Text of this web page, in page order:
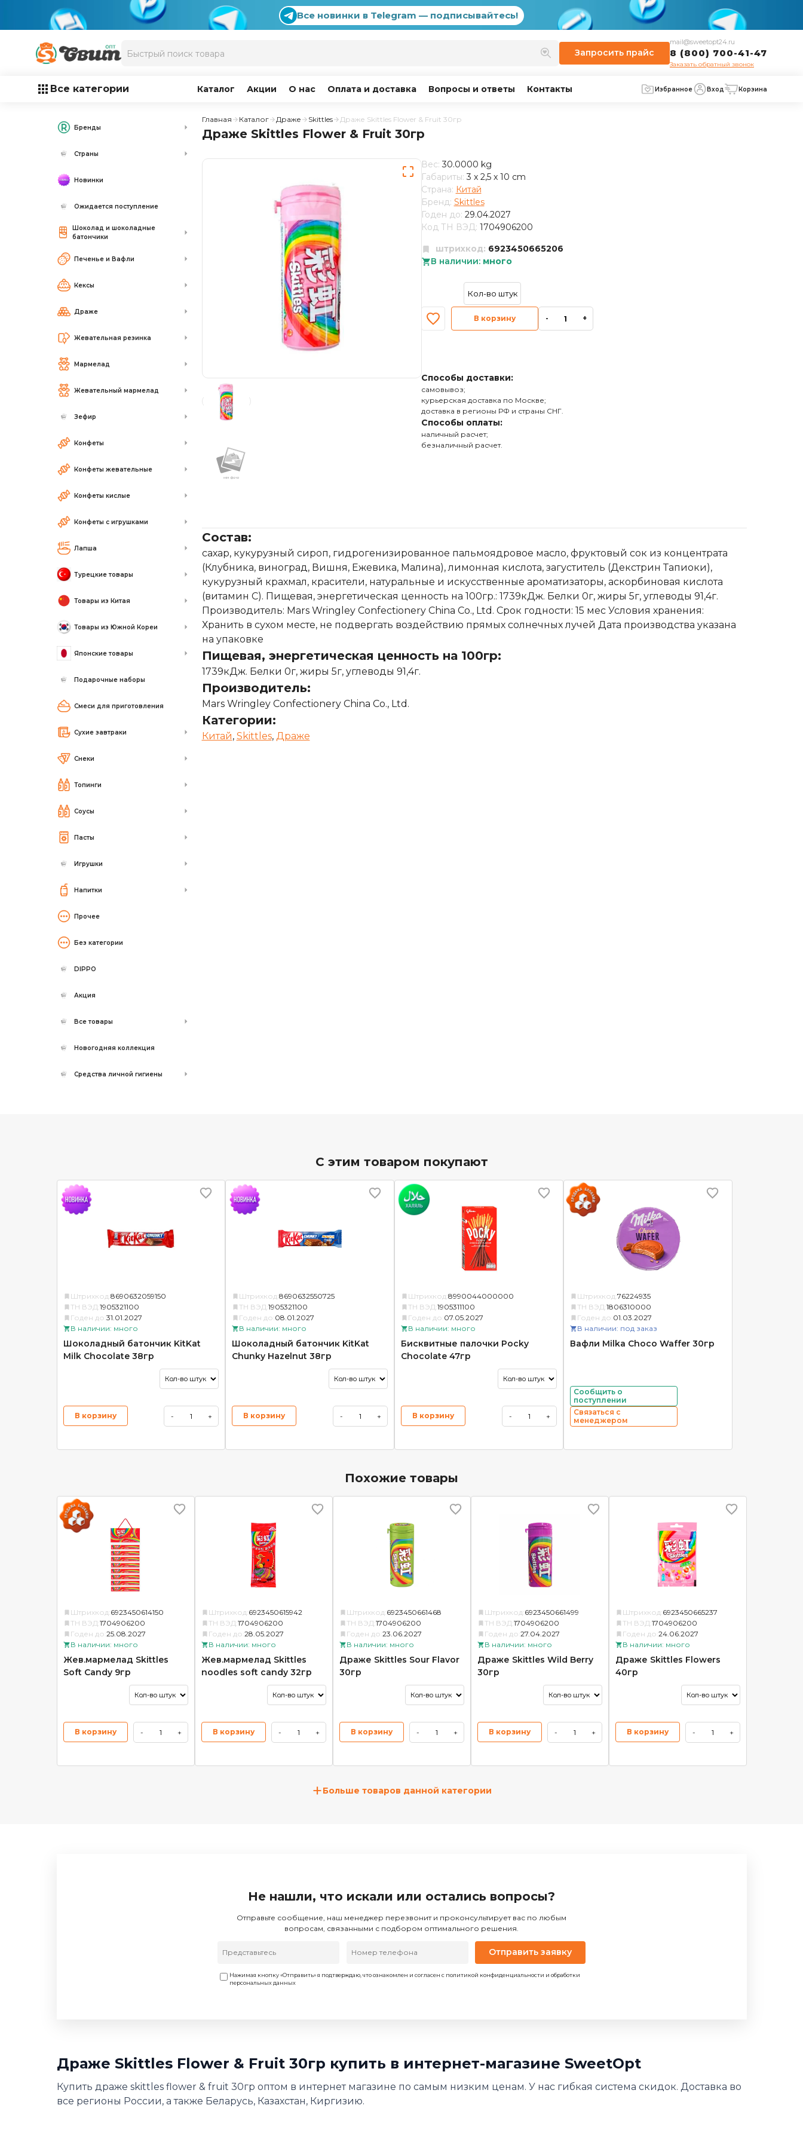
Все новинки в Telegram — подписывайтесь!
Запросить прайс
mail@sweetopt24.ru
8 (800) 700-41-47
Заказать обратный звонок
Все категории Каталог Акции О нас Оплата и доставка Вопросы и ответы Контакты Избранное Вход Корзина
Бренды
Страны
Новинки
Ожидается поступление
Шоколад и шоколадные
батончики
Печенье и Вафли
Кексы
Драже
Жевательная резинка
Мармелад
Жевательный мармелад
Зефир
Конфеты
Конфеты жевательные
Конфеты кислые
Конфеты с игрушками
Лапша
Турецкие товары
Товары из Китая
Товары из Южной Кореи
Японские товары
Подарочные наборы
Смеси для приготовления
Сухие завтраки
Снеки
Топинги
Соусы
Пасты
Игрушки
Напитки
Прочее
Без категории
DIPPO
Акция
Все товары
Новогодняя коллекция
Средства личной гигиены
Главная Каталог Драже Skittles Драже Skittles Flower & Fruit 30гр
Драже Skittles Flower & Fruit 30гр
Вес: 30.0000 kg
Габариты: 3 x 2,5 x 10 cm
Страна: Китай
Бренд: Skittles
Годен до: 29.04.2027
Код ТН ВЭД: 1704906200
штрихкод: 6923450665206
В наличии: много
В корзину - +
Способы доставки:
самовывоз;
курьерская доставка по Москве;
доставка в регионы РФ и страны СНГ.
Способы оплаты:
наличный расчет;
безналичный расчет.
Состав:
сахар, кукурузный сироп, гидрогенизированное пальмоядровое масло, фруктовый сок из концентрата
(Клубника, виноград, Вишня, Ежевика, Малина), лимонная кислота, загуститель (Декстрин Тапиоки),
кукурузный крахмал, красители, натуральные и искусственные ароматизаторы, аскорбиновая кислота
(витамин С). Пищевая, энергетическая ценность на 100гр.: 1739кДж. Белки 0г, жиры 5г, углеводы 91,4г.
Производитель: Mars Wringley Confectionery China Co., Ltd. Срок годности: 15 мес Условия хранения:
Хранить в сухом месте, не подвергать воздействию прямых солнечных лучей Дата производства указана
на упаковке
Пищевая, энергетическая ценность на 100гр:
1739кДж. Белки 0г, жиры 5г, углеводы 91,4г.
Производитель:
Mars Wringley Confectionery China Co., Ltd.
Категории:
Китай, Skittles, Драже
С этим товаром покупают
Штрихкод: 8690632059150
ТН ВЭД: 1905321100
Годен до: 31.01.2027
В наличии: много
Шоколадный батончик KitKat
Milk Chocolate 38гр
В корзину - +
Штрихкод:8690632550725
ТН ВЭД:1905321100
Годен до: 08.01.2027
В наличии: много
Шоколадный батончик KitKat
Chunky Hazelnut 38гр
В корзину - +
Штрихкод: 8990044000000
ТН ВЭД: 1905311100
Годен до: 07.05.2027
В наличии: много
Бисквитные палочки Pocky
Chocolate 47гр
В корзину - +
Штрихкод: 76224935
ТН ВЭД: 1806310000
Годен до: 01.03.2027
В наличии: под заказ
Вафли Milka Choco Waffer 30гр
Сообщить о
поступлении
Связаться с
менеджером
Похожие товары
Штрихкод: 6923450614150
ТН ВЭД: 1704906200
Годен до: 25.08.2027
В наличии: много
Жев.мармелад Skittles
Soft Candy 9гр
В корзину - +
Штрихкод: 6923450615942
ТН ВЭД: 1704906200
Годен до: 28.05.2027
В наличии: много
Жев.мармелад Skittles
noodles soft candy 32гр
В корзину - +
Штрихкод: 6923450661468
ТН ВЭД: 1704906200
Годен до: 23.06.2027
В наличии: много
Драже Skittles Sour Flavor
30гр
В корзину - +
Штрихкод: 6923450661499
ТН ВЭД: 1704906200
Годен до: 27.04.2027
В наличии: много
Драже Skittles Wild Berry
30гр
В корзину - +
Штрихкод: 6923450665237
ТН ВЭД: 1704906200
Годен до: 24.06.2027
В наличии: много
Драже Skittles Flowers
40гр
В корзину - +
+Больше товаров данной категории
Не нашли, что искали или остались вопросы?
Отправьте сообщение, наш менеджер перезвонит и проконсультирует вас по любым
вопросам, связанными с подбором оптимального решения.
Отправить заявку
Нажимая кнопку «Отправить» я подтверждаю, что ознакомлен и согласен с политикой конфиденциальности и обработки
персональных данных
Драже Skittles Flower & Fruit 30гр купить в интернет-магазине SweetOpt
Купить драже skittles flower & fruit 30гр оптом в интернет магазине по самым низким ценам. У нас гибкая система скидок. Доставка во
все регионы России, а также Беларусь, Казахстан, Киргизию.